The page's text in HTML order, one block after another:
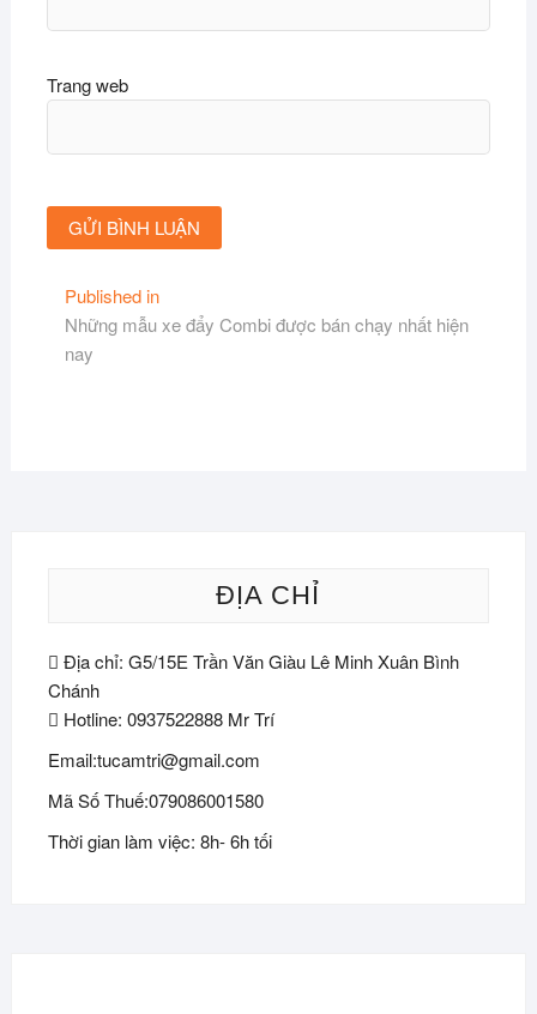
Trang web
Điều
hướng
bài
Published in
Những mẫu xe đẩy Combi được bán chạy nhất hiện
nay
ĐỊA CHỈ
Địa chỉ: G5/15E Trần Văn Giàu Lê Minh Xuân Bình
Chánh
Hotline: 0937522888 Mr Trí
Email:tucamtri@gmail.com
Mã Số Thuế:079086001580
Thời gian làm việc: 8h- 6h tối